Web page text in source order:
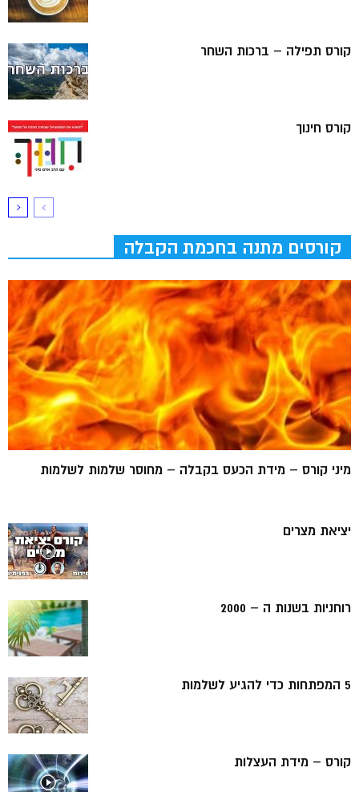
קורס תפילה – ברכות השחר
קורס חינוך
קורסים מתנה בחכמת הקבלה
מיני קורס – מידת הכעס בקבלה – מחוסר שלמות לשלמות
יציאת מצרים
רוחניות בשנות ה – 2000
5 המפתחות כדי להגיע לשלמות
קורס – מידת העצלות